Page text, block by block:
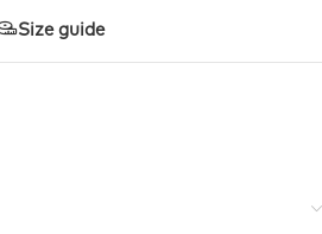
Size guide